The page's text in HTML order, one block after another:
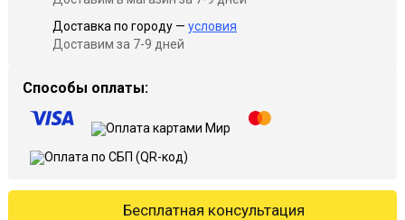
Доставка по городу — условия
Доставим за 7-9 дней
Способы оплаты:
Бесплатная консультация